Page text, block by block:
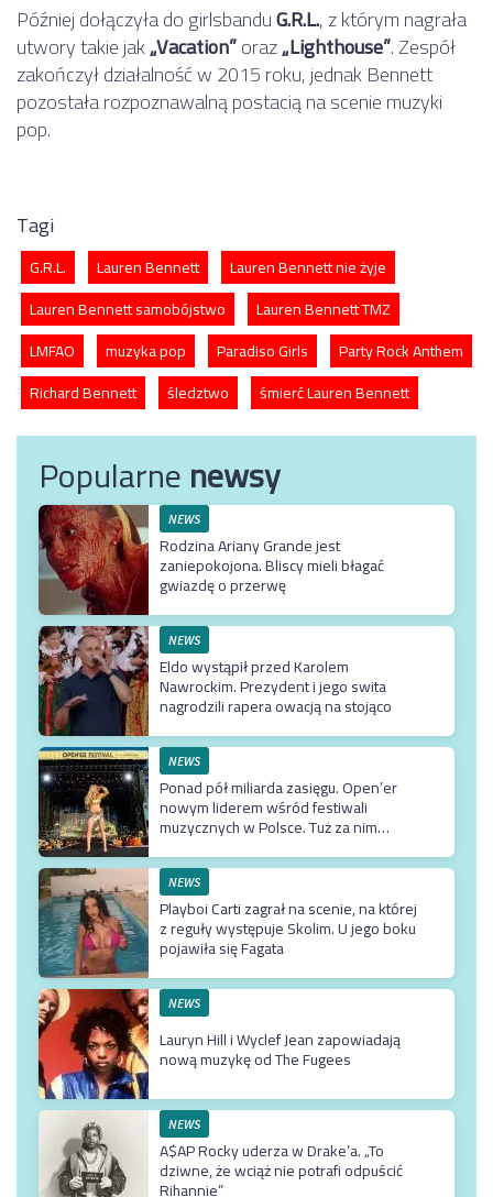
Później dołączyła do girlsbanduG.R.L., z którym nagrała
utwory takie jak„Vacation”oraz„Lighthouse”. Zespół
zakończył działalność w 2015 roku, jednak Bennett
pozostała rozpoznawalną postacią na scenie muzyki
pop.
Tagi
G.R.L. Lauren Bennett
Lauren Bennett nie żyje
Lauren Bennett samobójstwo
Lauren Bennett TMZ
LMFAO
muzyka pop Paradiso Girls
Party Rock Anthem
Richard Bennett
śledztwo śmierć Lauren Bennett
Popularnenewsy
NEWS
Rodzina Ariany Grande jest
zaniepokojona. Bliscy mieli błagać
gwiazdę o przerwę
NEWS
Eldo wystąpił przed Karolem
Nawrockim. Prezydent i jego swita
nagrodzili rapera owacją na stojąco
NEWS
Ponad pół miliarda zasięgu. Open’er
nowym liderem wśród festiwali
muzycznych w Polsce. Tuż za nim
NEWS
Playboi Carti zagrał na scenie, na której
z reguły występuje Skolim. U jego boku
pojawiła się Fagata
NEWS
Lauryn Hill i Wyclef Jean zapowiadają
nową muzykę od The Fugees
NEWS
A$AP Rocky uderza w Drake’a. „To
dziwne, że wciąż nie potrafi odpuścić
Rihannie”